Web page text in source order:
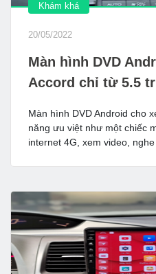
Khám khá
20/05/2022
Màn hình DVD
Accord chỉ từ 5.5
Màn hình DVD Android cho
năng ưu việt như một chiếc
internet 4G, xem video,